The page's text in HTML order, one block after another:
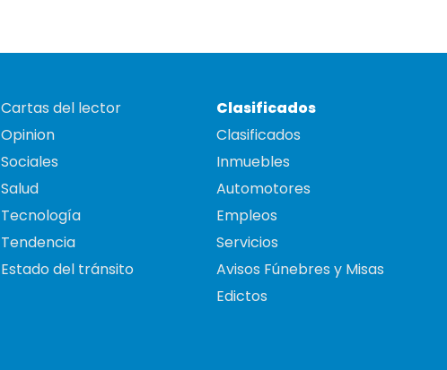
Cartas del lector
Opinion
Sociales
Salud
Tecnología
Tendencia
Estado del tránsito
Clasificados
Clasificados
Inmuebles
Automotores
Empleos
Servicios
Avisos Fúnebres y Misas
Edictos